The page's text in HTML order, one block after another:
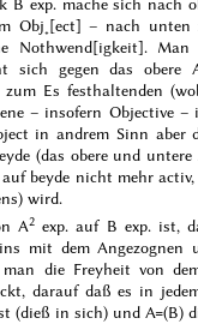
Obj˖[ect] – nach unten
Nothwend[igkeit].
sich gegen das obere
Es festhaltenden
– insofern Objective –
in andrem Sinn aber
(das obere und untere
beyde nicht mehractiv
) wird.
A2 exp. auf B exp. ist,
mit dem Angezognen
die Freyheit von
darauf daß es in
(dieß in sich) und A=(B)